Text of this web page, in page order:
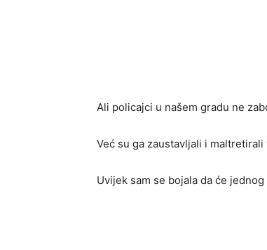
Ali policajci u našem gradu ne
Već su ga zaustavljali i
Uvijek sam se bojala da će